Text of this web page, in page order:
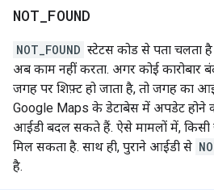
NOT FOUND
NOT_FOUND स्टेटस कोड से पता चलता
अब काम नहीं करता. अगर कोई कारोबार
जगह पर शिफ़्ट हो जाता है, तो जगह का
Google Maps के डेटाबेस में अपडेट
आईडी बदल सकते हैं. ऐसे मामलों में,
मिल सकता है. साथ ही, पुराने आईडी से
है.